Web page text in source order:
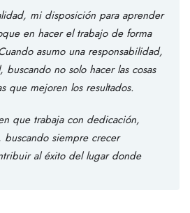
mi disposición para aprender
en hacer el trabajo de forma
asumo una responsabilidad,
buscando no solo hacer las cosas
que mejoren los resultados.
que trabaja con dedicación,
siempre crecer
al éxito del lugar donde